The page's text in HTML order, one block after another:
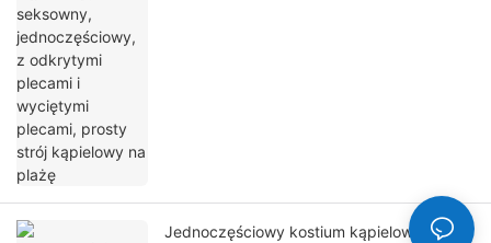
Jednoczęściowy kostium kąpielowy dla